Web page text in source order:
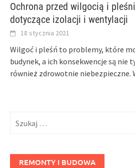
Ochrona przed wilgocią i
dotyczące izolacji i wentylacji
18 stycznia 2021
Wilgoć i pleśń to problemy, które
budynek, a ich konsekwencje są nie
również zdrowotnie niebezpieczne.
REMONTY I BUDOWA